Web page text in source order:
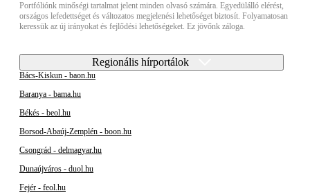
Portfóliónk minőségi tartalmat jelent minden olvasó számára. Egyedülálló elérést,
országos lefedettséget és változatos megjelenési lehetőséget biztosít. Folyamatosan
keressük az új irányokat és fejlődési lehetőségeket. Ez jövőnk záloga.
Regionális hírportálok
Bács-Kiskun - baon.hu
Baranya - bama.hu
Békés - beol.hu
Borsod-Abaúj-Zemplén - boon.hu
Csongrád - delmagyar.hu
Dunaújváros - duol.hu
Fejér - feol.hu